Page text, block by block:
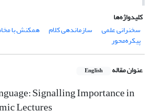
کلیدواژه‌ها
سخنرانی علمی
سازماندهی کلام همکنش با
پیکره‌محور
عنوان مقاله English
Signalling Importance in